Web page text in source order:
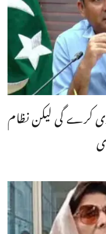
سال پوری کرے گی لیکن نظام